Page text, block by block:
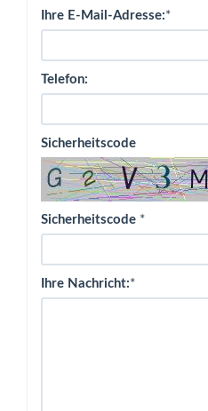
Ihre E-Mail-Adresse:*
Telefon:
Sicherheitscode
Sicherheitscode *
Ihre Nachricht:*